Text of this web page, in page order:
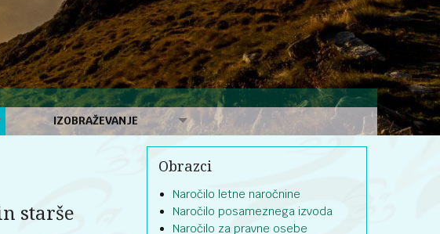
IZOBRAŽEVANJE
starše
Obrazci
Naročilo letne naročnine
Naročilo posameznega izvoda
Naročilo za pravne osebe